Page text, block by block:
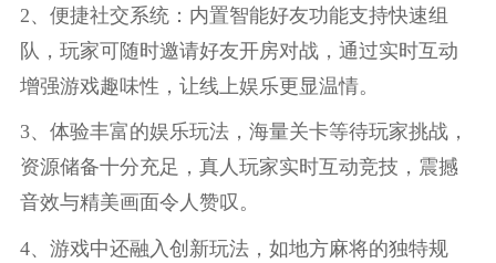
2、便捷社交系统：内置智能好友功能支持快速组
队，玩家可随时邀请好友开房对战，通过实时互动
增强游戏趣味性，让线上娱乐更显温情。
3、体验丰富的娱乐玩法，海量关卡等待玩家挑战，
资源储备十分充足，真人玩家实时互动竞技，震撼
音效与精美画面令人赞叹。
4、游戏中还融入创新玩法，如地方麻将的独特规